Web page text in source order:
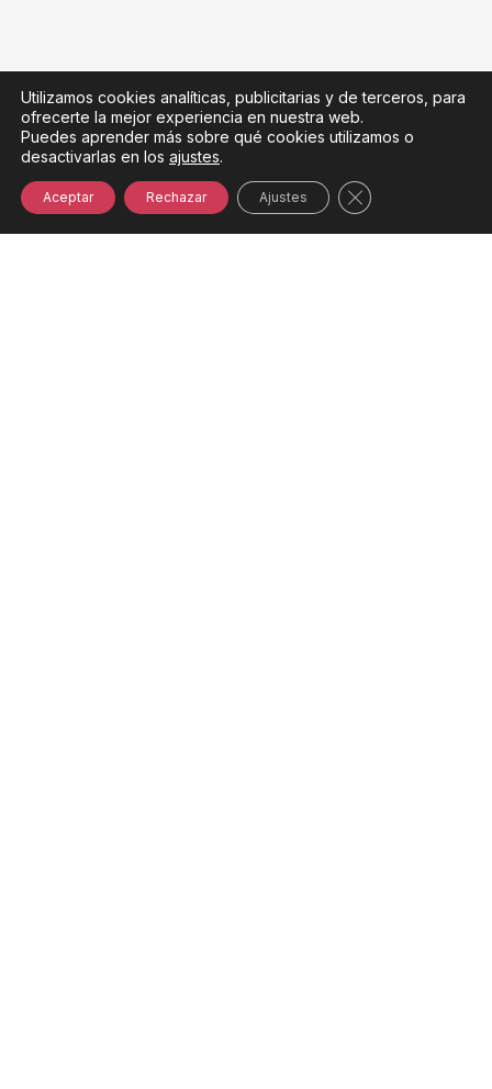
Utilizamos cookies analíticas, publicitarias y de terceros, para
ofrecerte la mejor experiencia en nuestra web.
Puedes aprender más sobre qué cookies utilizamos o
desactivarlas en los ajustes.
Aceptar Rechazar Ajustes Cerrar el banner